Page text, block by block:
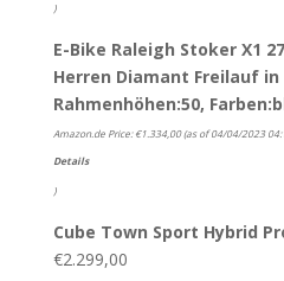
)
E-Bike Raleigh Stoker X1
Herren Diamant Freilauf
Rahmenhöhen:50,
Amazon.de Price:€1.334,00(as of 04/04/2023
Details
)
Cube Town Sport Hybrid
€2.299,00